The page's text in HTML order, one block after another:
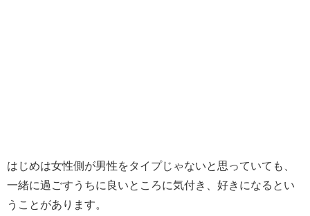
はじめは女性側が男性をタイプじゃないと思っていても、
一緒に過ごすうちに良いところに気付き、好きになるとい
うことがあります。